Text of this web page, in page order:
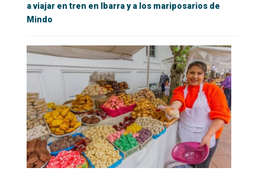
a viajar en tren en Ibarra y a los mariposarios de
Mindo